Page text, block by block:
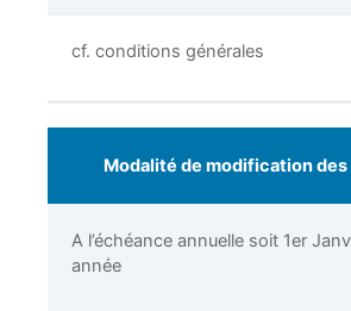
cf. conditions générales
Modalité de modification
A l’échéance annuelle soit 1er
année